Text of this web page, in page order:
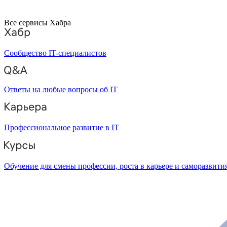
Все сервисы Хабра
Сообщество IT-специалистов
Ответы на любые вопросы об IT
Профессиональное развитие в IT
Обучение для смены профессии, роста в карьере и